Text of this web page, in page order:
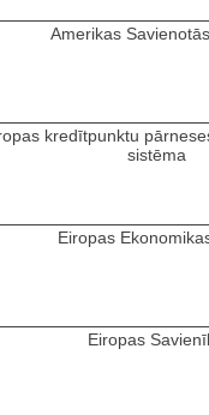
Amerikas
kredītpunktu
sistēma
Eiropas
Eiropas